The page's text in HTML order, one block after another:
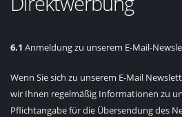
6.1 Anmeldung zu unserem E-Mail-
Wenn Sie sich zu unserem E-Mail
wir Ihnen regelmäßig Informationen zu
Pflichtangabe für die Übersendung des